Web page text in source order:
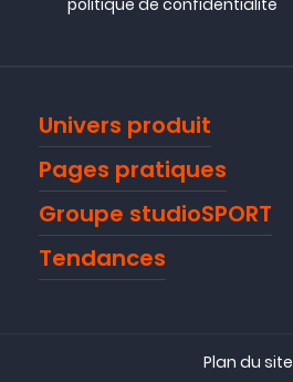
Univers produit
Pages pratiques
Groupe studioSPORT
Tendances
Plan du site